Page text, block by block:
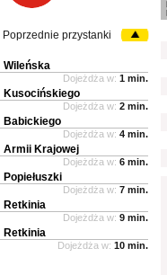
Poprzednie przystanki
Wileńska
Dojeżdża w: 1 min.
Kusocińskiego
Dojeżdża w: 2 min.
Babickiego
Dojeżdża w: 4 min.
Armii Krajowej
Dojeżdża w: 6 min.
Popiełuszki
Dojeżdża w: 7 min.
Retkinia
Dojeżdża w: 9 min.
Retkinia
Dojeżdża w: 10 min.